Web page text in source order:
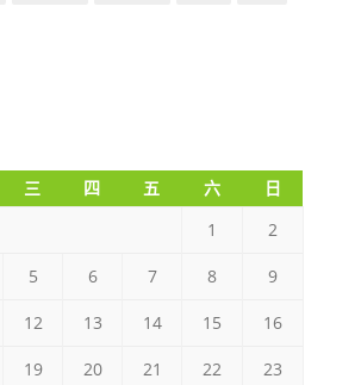
三 四 五 六
日
1
2
5 6 7 8 9
12 13 14 15 16
19 20 21 22 23